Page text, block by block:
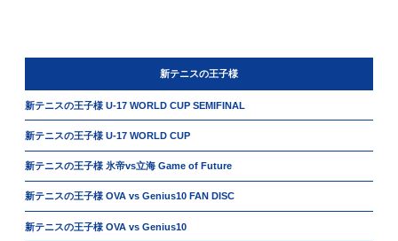
新テニスの王子様
新テニスの王子様 U-17 WORLD CUP SEMIFINAL
新テニスの王子様 U-17 WORLD CUP
新テニスの王子様 氷帝vs立海 Game of Future
新テニスの王子様 OVA vs Genius10 FAN DISC
新テニスの王子様 OVA vs Genius10